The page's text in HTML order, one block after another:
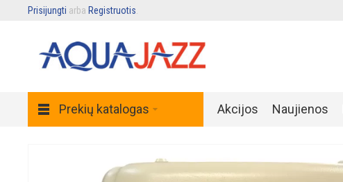
Prisijungti arba Registruotis
Prekių katalogas Akcijos Naujienos